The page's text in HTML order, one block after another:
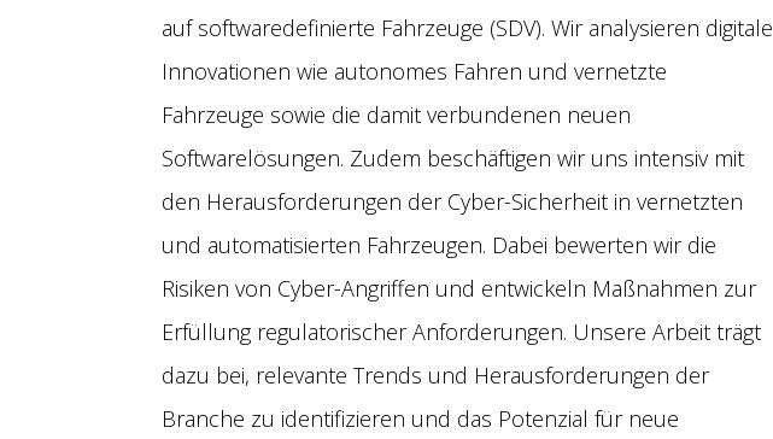
auf softwaredefinierte Fahrzeuge (SDV). Wir analysieren digitale
Innovationen wie autonomes Fahren und vernetzte
Fahrzeuge sowie die damit verbundenen neuen
Softwarelösungen. Zudem beschäftigen wir uns intensiv mit
den Herausforderungen der Cyber-Sicherheit in vernetzten
und automatisierten Fahrzeugen. Dabei bewerten wir die
Risiken von Cyber-Angriffen und entwickeln Maßnahmen zur
Erfüllung regulatorischer Anforderungen. Unsere Arbeit trägt
dazu bei, relevante Trends und Herausforderungen der
Branche zu identifizieren und das Potenzial für neue